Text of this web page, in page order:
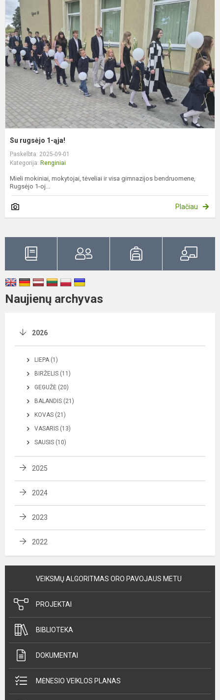
Su rugsėjo 1-ąja!
Paskelbta: 2025-09-01
Kategorija: Renginiai
Mieli mokiniai, mokytojai, tėveliai ir visa gimnazijos bendruomene,
Rugsėjo 1-oj...
Plačiau
Naujienų archyvas
2026
LIEPA (1)
BIRŽELIS (11)
GEGUŽĖ (20)
BALANDIS (21)
KOVAS (21)
VASARIS (13)
SAUSIS (10)
2025
2024
2023
2022
VEIKSMŲ ALGORITMAS ORO PAVOJAUS METU
PROJEKTAI
BIBLIOTEKA
DOKUMENTAI
MĖNESIO VEIKLOS PLANAS